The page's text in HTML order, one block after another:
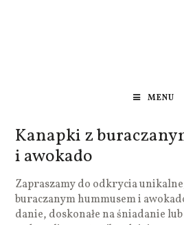
MENU
Kanapki z
i awokado
Zapraszamy do odkrycia
buraczanym hummusem i
danie, doskonałe na śniadanie